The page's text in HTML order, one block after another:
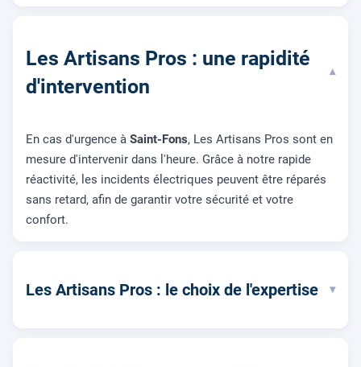
Les Artisans Pros : une rapidité
d'intervention
▾
En cas d'urgence à Saint-Fons, Les Artisans Pros sont en
mesure d'intervenir dans l'heure. Grâce à notre rapide
réactivité, les incidents électriques peuvent être réparés
sans retard, afin de garantir votre sécurité et votre
confort.
Les Artisans Pros : le choix de l'expertise ▾